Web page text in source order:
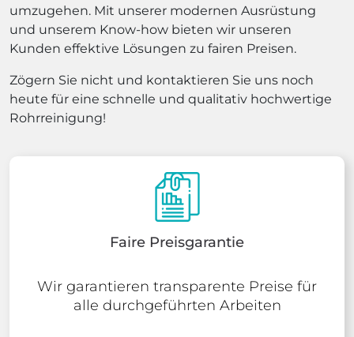
umzugehen. Mit unserer modernen Ausrüstung
und unserem Know-how bieten wir unseren
Kunden effektive Lösungen zu fairen Preisen.
Zögern Sie nicht und kontaktieren Sie uns noch
heute für eine schnelle und qualitativ hochwertige
Rohrreinigung!
Faire Preisgarantie
Wir garantieren transparente Preise für
alle durchgeführten Arbeiten